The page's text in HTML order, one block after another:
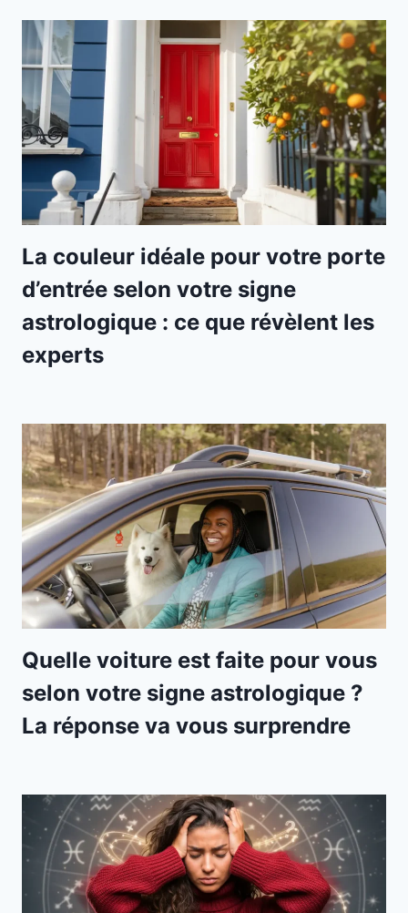
La couleur idéale pour votre porte
d’entrée selon votre signe
astrologique : ce que révèlent les
experts
Quelle voiture est faite pour vous
selon votre signe astrologique ?
La réponse va vous surprendre